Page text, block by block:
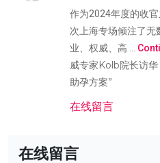
作为2024年度的收
次上海专场倾注了无
业、权威、高 …
威专家Kolb院长访
助孕方案”
在线留言
在线留言